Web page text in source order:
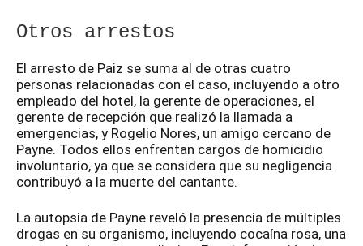
Otros arrestos
El arresto de Paiz se suma al de otras cuatro
personas relacionadas con el caso, incluyendo a otro
empleado del hotel, la gerente de operaciones, el
gerente de recepción que realizó la llamada a
emergencias, y Rogelio Nores, un amigo cercano de
Payne. Todos ellos enfrentan cargos de homicidio
involuntario, ya que se considera que su negligencia
contribuyó a la muerte del cantante.
La autopsia de Payne reveló la presencia de múltiples
drogas en su organismo, incluyendo cocaína rosa, una